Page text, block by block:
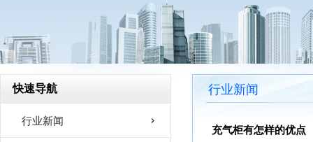
快速导航
行业新闻
行业新闻
充气柜有怎样的优点